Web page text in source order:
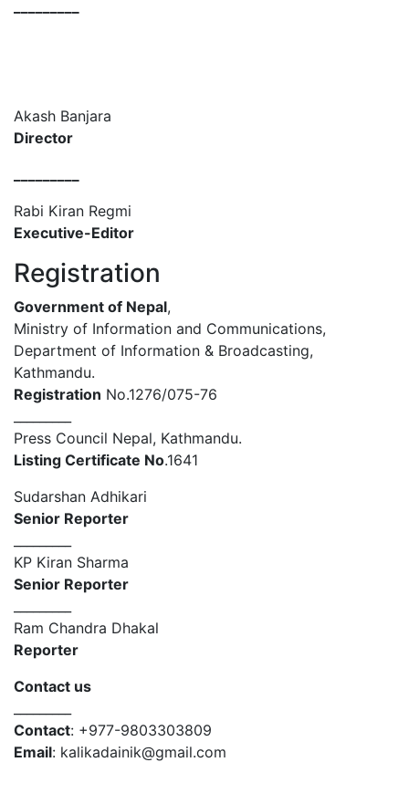
Akash Banjara
Director
Rabi Kiran Regmi
Executive-Editor
Registration
Government of Nepal,
Ministry of Information and Communications,
Department of Information & Broadcasting,
Kathmandu.
Registration No.1276/075-76
Press Council Nepal, Kathmandu.
Listing Certificate No.1641
Sudarshan Adhikari
Senior Reporter
KP Kiran Sharma
Senior Reporter
Ram Chandra Dhakal
Reporter
Contact us
Contact: +977-9803303809
Email: kalikadainik@gmail.com